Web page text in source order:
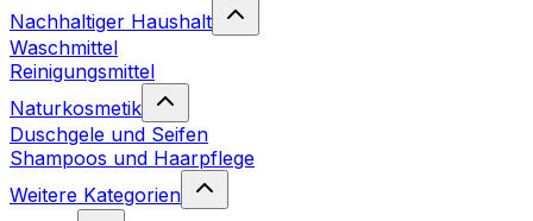
Nachhaltiger Haushalt
Waschmittel
Reinigungsmittel
Naturkosmetik
Duschgele und Seifen
Shampoos und Haarpflege
Weitere Kategorien